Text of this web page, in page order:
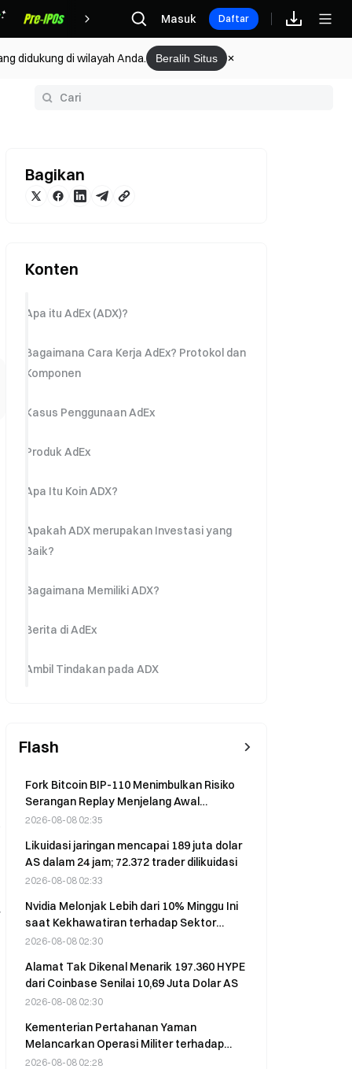
HadiahMasuk Daftar
didukung di wilayah Anda. Beralih Situs
Bagikan
Konten
Apa itu AdEx (ADX)?
Bagaimana Cara Kerja AdEx? Protokol dan
Komponen
Kasus Penggunaan AdEx
Produk AdEx
Apa Itu Koin ADX?
Apakah ADX merupakan Investasi yang
Baik?
Bagaimana Memiliki ADX?
Berita di AdEx
Ambil Tindakan pada ADX
Flash
Fork Bitcoin BIP-110 Menimbulkan Risiko
Serangan Replay Menjelang Awal
September, Berpotensi Menguras BTC Asli
2026-08-08 02:35
Likuidasi jaringan mencapai 189 juta dolar
AS dalam 24 jam; 72.372 trader dilikuidasi
2026-08-08 02:33
Nvidia Melonjak Lebih dari 10% Minggu Ini
saat Kekhawatiran terhadap Sektor
Semikonduktor Mereda; SOX Naik 8%
2026-08-08 02:30
Alamat Tak Dikenal Menarik 197.360 HYPE
dari Coinbase Senilai 10,69 Juta Dolar AS
2026-08-08 02:30
Kementerian Pertahanan Yaman
Melancarkan Operasi Militer terhadap
Kelompok Houthi pada 8 Agustus
2026-08-08 02:28